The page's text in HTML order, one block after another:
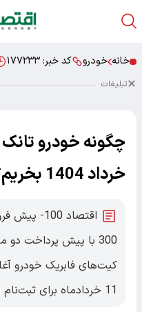
خانه خودرو کد خبر: ۱۷۷۲۳۳
تبلیغات
خرداد 1404 بخریم؟
اقتصاد
300 با پیش پرداخت
کیت‌های فابریک خودرو
11 خردادماه برای ثبت‌نام اقدام کنند.